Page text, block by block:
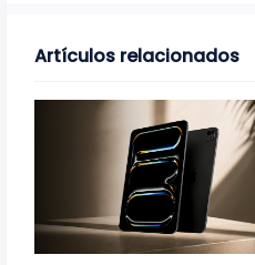
Artículos relacionados